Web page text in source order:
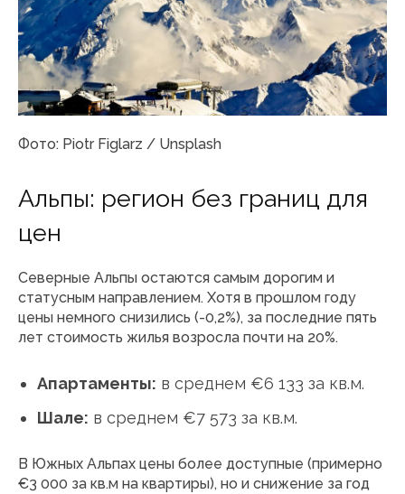
Фото: Piotr Figlarz / Unsplash
Альпы: регион без границ для
цен
Северные Альпы остаются самым дорогим и
статусным направлением. Хотя в прошлом году
цены немного снизились (-0,2%), за последние пять
лет стоимость жилья возросла почти на 20%.
Апартаменты: в среднем €6 133 за кв.м.
Шале: в среднем €7 573 за кв.м.
В Южных Альпах цены более доступные (примерно
€3 000 за кв.м на квартиры), но и снижение за год